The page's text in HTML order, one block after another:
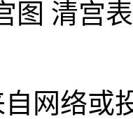
图 清宫
网络或